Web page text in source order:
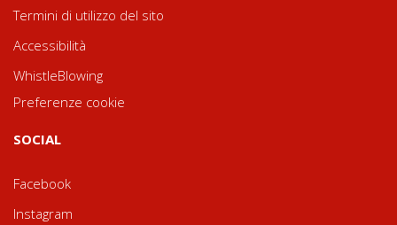
Termini di utilizzo del sito
Accessibilità
WhistleBlowing
Preferenze cookie
SOCIAL
Facebook
Instagram